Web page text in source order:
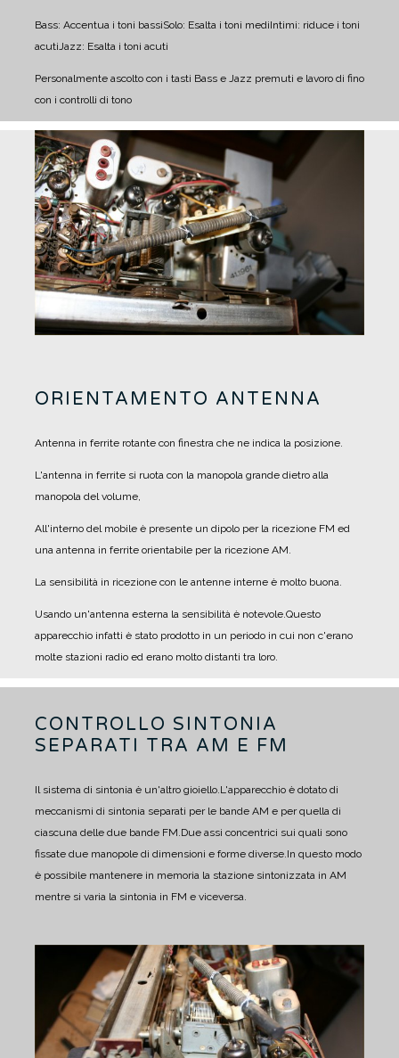
Bass: Accentua i toni bassiSolo: Esalta i toni mediIntimi: riduce i toni
acutiJazz: Esalta i toni acuti
Personalmente ascolto con i tasti Bass e Jazz premuti e lavoro di fino
con i controlli di tono
ORIENTAMENTO ANTENNA
Antenna in ferrite rotante con finestra che ne indica la posizione.
L'antenna in ferrite si ruota con la manopola grande dietro alla
manopola del volume,
All'interno del mobile è presente un dipolo per la ricezione FM ed
una antenna in ferrite orientabile per la ricezione AM.
La sensibilità in ricezione con le antenne interne è molto buona.
Usando un'antenna esterna la sensibilità è notevole.Questo
apparecchio infatti è stato prodotto in un periodo in cui non c'erano
molte stazioni radio ed erano molto distanti tra loro.
CONTROLLO SINTONIA
SEPARATI TRA AM E FM
Il sistema di sintonia è un'altro gioiello.L'apparecchio è dotato di
meccanismi di sintonia separati per le bande AM e per quella di
ciascuna delle due bande FM.Due assi concentrici sui quali sono
fissate due manopole di dimensioni e forme diverse.In questo modo
è possibile mantenere in memoria la stazione sintonizzata in AM
mentre si varia la sintonia in FM e viceversa.